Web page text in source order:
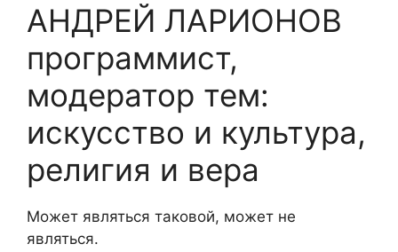
АНДРЕЙ ЛАРИОНОВ
программист,
модератор тем:
искусство и культура,
религия и вера
Может являться таковой, может не
являться.